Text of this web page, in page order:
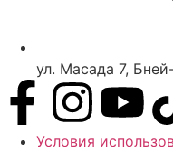
ул. Масада 7,
Условия